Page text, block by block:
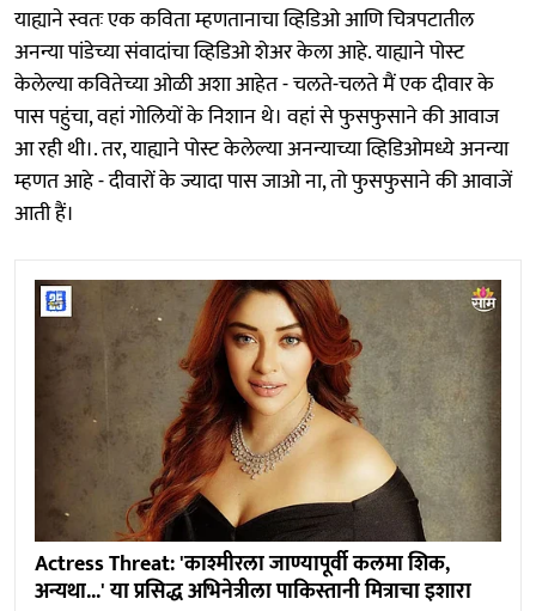
याह्याने स्वतः एक कविता म्हणतानाचा व्हिडिओ आणि चित्रपटातील
अनन्या पांडेच्या संवादांचा व्हिडिओ शेअर केला आहे. याह्याने पोस्ट
केलेल्या कवितेच्या ओळी अशा आहेत - चलते-चलते मैं एक दीवार के
पास पहुंचा, वहां गोलियों के निशान थे। वहां से फुसफुसाने की आवाज
आ रही थी।. तर, याह्याने पोस्ट केलेल्या अनन्याच्या व्हिडिओमध्ये अनन्या
म्हणत आहे - दीवारों के ज्यादा पास जाओ ना, तो फुसफुसाने की आवाजें
आती हैं।
Actress Threat: 'काश्मीरला जाण्यापूर्वी कलमा शिक,
अन्यथा...' या प्रसिद्ध अभिनेत्रीला पाकिस्तानी मित्राचा इशारा